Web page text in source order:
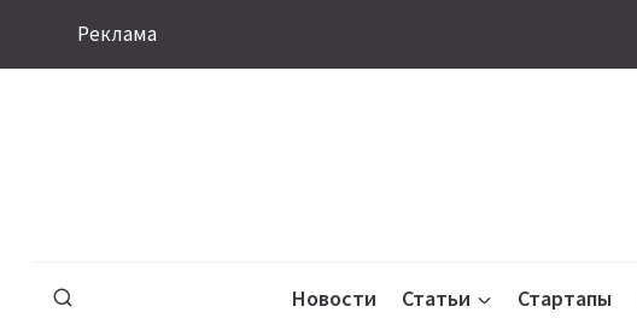
Реклама
Новости Статьи Стартапы